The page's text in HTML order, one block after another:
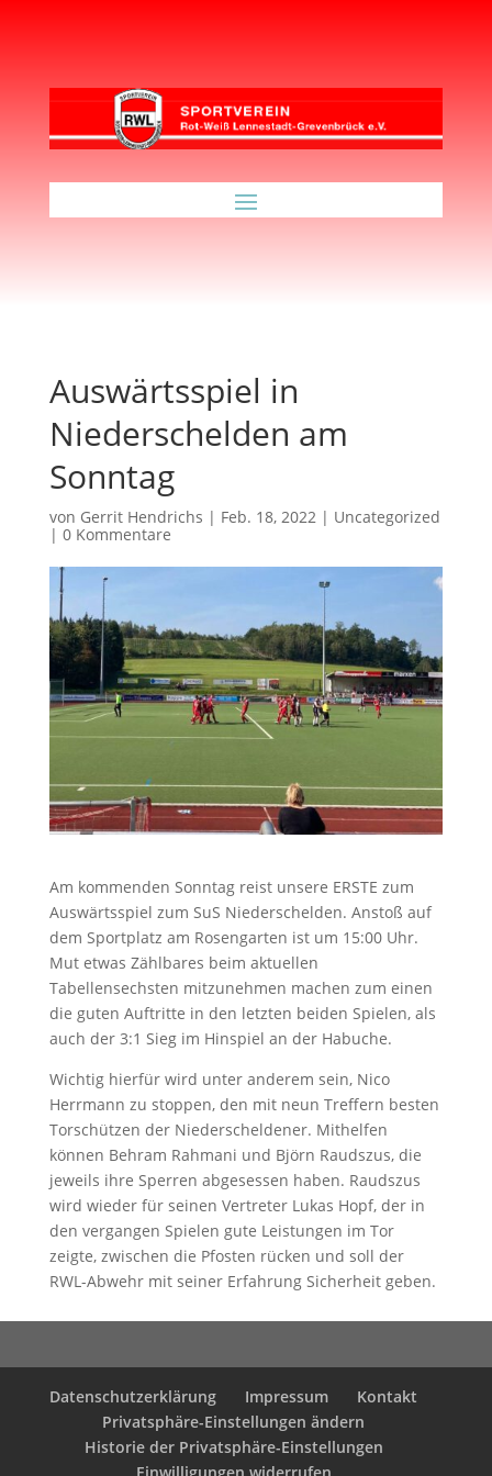
Auswärtsspiel in
Niederschelden am
Sonntag
von Gerrit Hendrichs | Feb. 18, 2022 | Uncategorized
| 0 Kommentare
Am kommenden Sonntag reist unsere ERSTE zum
Auswärtsspiel zum SuS Niederschelden. Anstoß auf
dem Sportplatz am Rosengarten ist um 15:00 Uhr.
Mut etwas Zählbares beim aktuellen
Tabellensechsten mitzunehmen machen zum einen
die guten Auftritte in den letzten beiden Spielen, als
auch der 3:1 Sieg im Hinspiel an der Habuche.
Wichtig hierfür wird unter anderem sein, Nico
Herrmann zu stoppen, den mit neun Treffern besten
Torschützen der Niederscheldener. Mithelfen
können Behram Rahmani und Björn Raudszus, die
jeweils ihre Sperren abgesessen haben. Raudszus
wird wieder für seinen Vertreter Lukas Hopf, der in
den vergangen Spielen gute Leistungen im Tor
zeigte, zwischen die Pfosten rücken und soll der
RWL-Abwehr mit seiner Erfahrung Sicherheit geben.
Datenschutzerklärung Impressum
Kontakt
Privatsphäre-Einstellungen ändern
Historie der Privatsphäre-Einstellungen